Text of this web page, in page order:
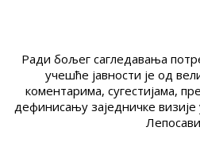
Ради бољег сагледавања
учешће јавности је од
коментарима, сугестијама,
дефинисању заједничке